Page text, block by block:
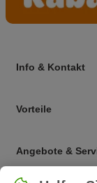
Info & Kontakt
Vorteile
Angebote &
Land auswählen